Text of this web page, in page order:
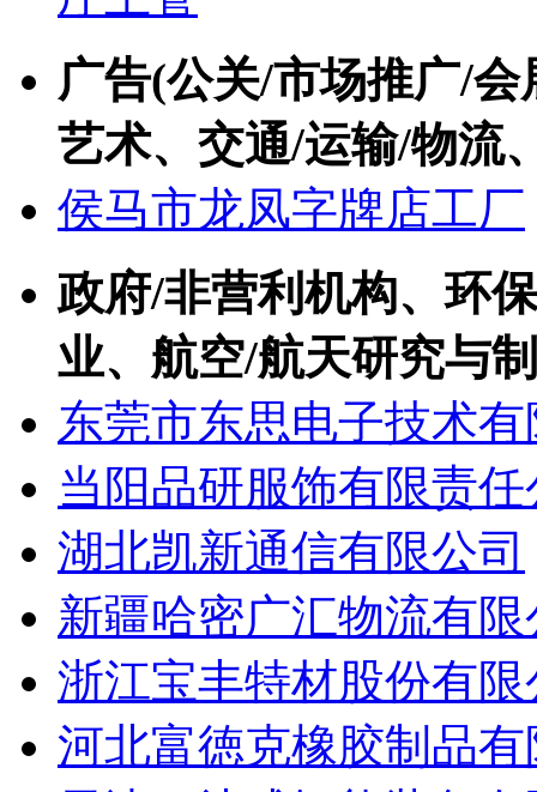
广告(公关/市场推广/
艺术、交通/运输/物流
侯马市龙凤字牌店工厂
政府/非营利机构、环
业、航空/航天研究与
东莞市东思电子技术
当阳品研服饰有限责
湖北凯新通信有限公司
新疆哈密广汇物流有限
浙江宝丰特材股份有限
河北富徳克橡胶制品